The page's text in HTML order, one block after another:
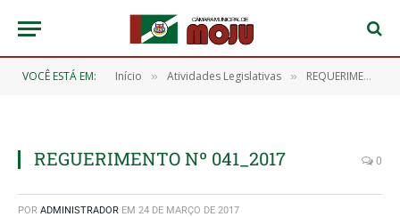
VOCÊ ESTÁ EM: Início » Atividades Legislativas » REQUERIMENTO Nº 041/2017
REGUERIMENTO Nº 041_2017 0
POR ADMINISTRADOR EM 24 DE MARÇO DE 2017